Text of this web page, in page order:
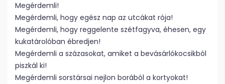
Megérdemli!
Megérdemli, hogy egész nap az utcákat rója!
Megérdemli, hogy reggelente szétfagyva, éhesen, egy
kukatárolóban ébredjen!
Megérdemli a százasokat, amiket a bevásárlókocsikból
piszkál ki!
Megérdemli sorstársai nejlon borából a kortyokat!